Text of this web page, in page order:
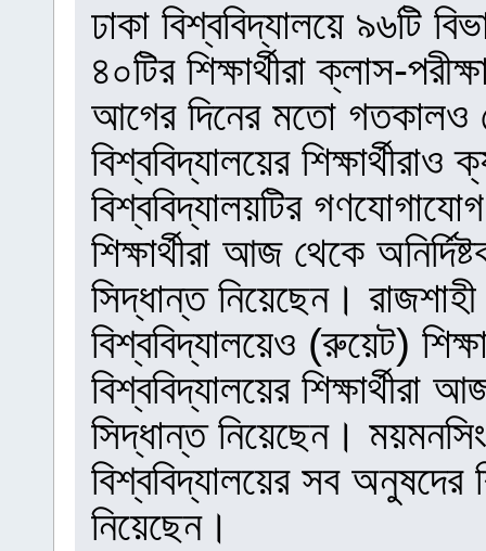
ঢাকা বিশ্ববিদ্যালয়ে ৯৬টি
৪০টির শিক্ষার্থীরা ক্লাস-
আগের দিনের মতো গতকালও
বিশ্ববিদ্যালয়ের
বিশ্ববিদ্যালয়টির
শিক্ষার্থীরা আজ থেকে
সিদ্ধান্ত নিয়েছেন।
বিশ্ববিদ্যালয়েও (রুয়েট)
বিশ্ববিদ্যালয়ের
সিদ্ধান্ত নিয়েছেন।
বিশ্ববিদ্যালয়ের সব অনুষদের
নিয়েছেন।